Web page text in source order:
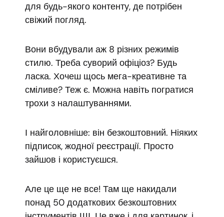
для будь-якого контенту, де потрібен
свіжий погляд.
Вони вбудували аж 8 різних режимів
стилю. Треба суворий офіціоз? Будь
ласка. Хочеш щось мега-креативне та
сміливе? Теж є. Можна навіть погратися
трохи з налаштуваннями.
І найголовніше: він безкоштовний. Ніяких
підписок, жодної реєстрації. Просто
зайшов і користуєшся.
Але це ще не все! Там ще накидали
понад 50 додаткових безкоштовних